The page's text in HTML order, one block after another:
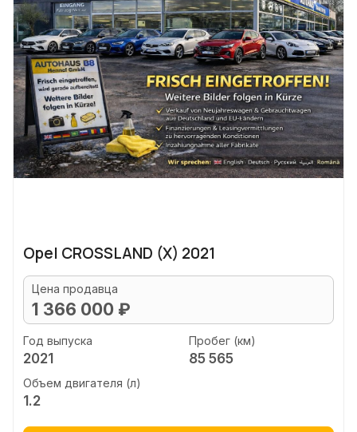
Opel CROSSLAND (X) 2021
Цена продавца
1 366 000 ₽
Год выпуска
2021
Пробег (км)
85 565
Объем двигателя (л)
1.2